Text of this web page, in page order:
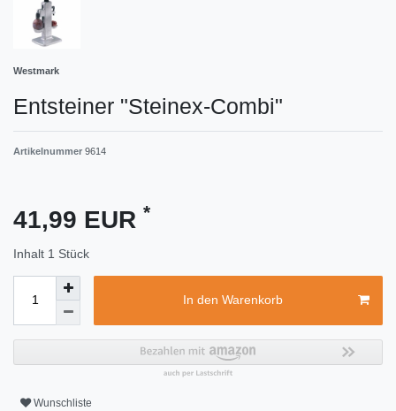
Westmark
Entsteiner "Steinex-Combi"
Artikelnummer 9614
41,99 EUR *
Inhalt 1 Stück
In den Warenkorb
Wunschliste